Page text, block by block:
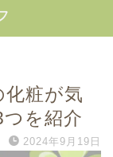
粧が気
を紹介
2024年9月19日